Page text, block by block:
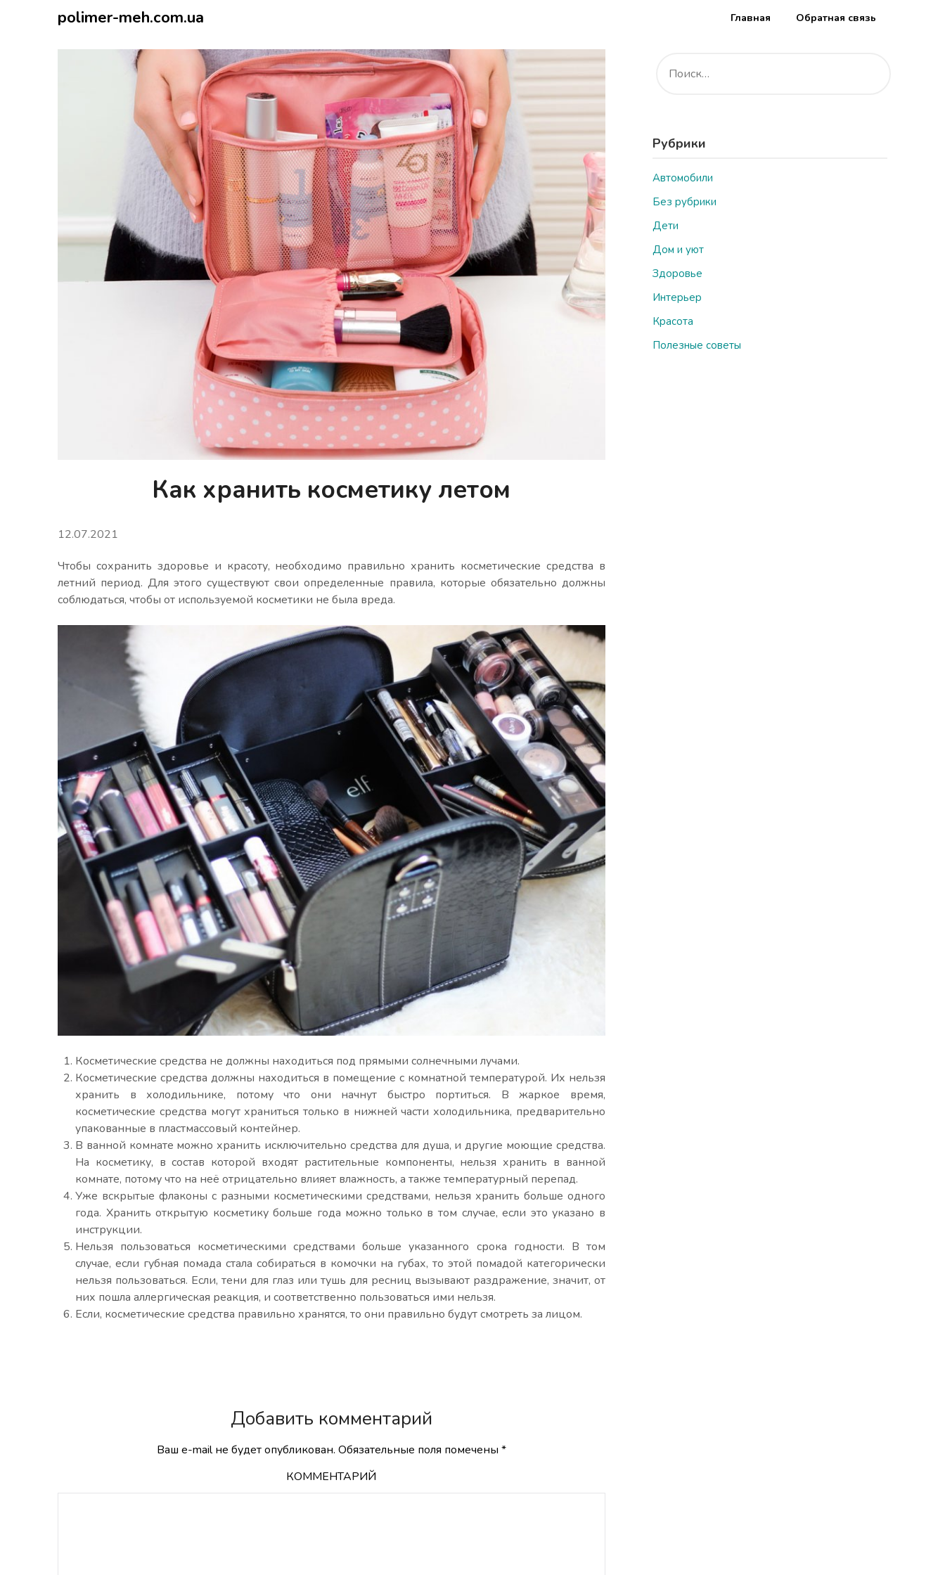
polimer-meh.com.ua Главная Обратная связь
Как хранить косметику летом
12.07.2021
Чтобы сохранить здоровье и красоту, необходимо правильно хранить косметические средства в
летний период. Для этого существуют свои определенные правила, которые обязательно должны
соблюдаться, чтобы от используемой косметики не была вреда.
Косметические средства не должны находиться под прямыми солнечными лучами.
Косметические средства должны находиться в помещение с комнатной температурой. Их нельзя
хранить в холодильнике, потому что они начнут быстро портиться. В жаркое время,
косметические средства могут храниться только в нижней части холодильника, предварительно
упакованные в пластмассовый контейнер.
В ванной комнате можно хранить исключительно средства для душа, и другие моющие средства.
На косметику, в состав которой входят растительные компоненты, нельзя хранить в ванной
комнате, потому что на неё отрицательно влияет влажность, а также температурный перепад.
Уже вскрытые флаконы с разными косметическими средствами, нельзя хранить больше одного
года. Хранить открытую косметику больше года можно только в том случае, если это указано в
инструкции.
Нельзя пользоваться косметическими средствами больше указанного срока годности. В том
случае, если губная помада стала собираться в комочки на губах, то этой помадой категорически
нельзя пользоваться. Если, тени для глаз или тушь для ресниц вызывают раздражение, значит, от
них пошла аллергическая реакция, и соответственно пользоваться ими нельзя.
Если, косметические средства правильно хранятся, то они правильно будут смотреть за лицом.
Добавить комментарий
Ваш e-mail не будет опубликован. Обязательные поля помечены *
КОММЕНТАРИЙ
Рубрики
Автомобили
Без рубрики
Дети
Дом и уют
Здоровье
Интерьер
Красота
Полезные советы